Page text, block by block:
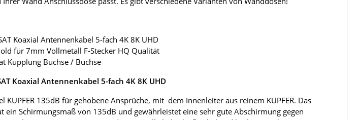
Koaxial Antennenkabel 5-fach 4K 8K UHD
für 7mm Vollmetall F-Stecker HQ Qualität
Kupplung Buchse / Buchse
Koaxial Antennenkabel 5-fach 4K 8K UHD
KUPFER 135dB für gehobene Ansprüche, mit dem Innenleiter aus reinem KUPFER. Das
ein Schirmungsmaß von 135dB und gewährleistet eine sehr gute Abschirmung gegen